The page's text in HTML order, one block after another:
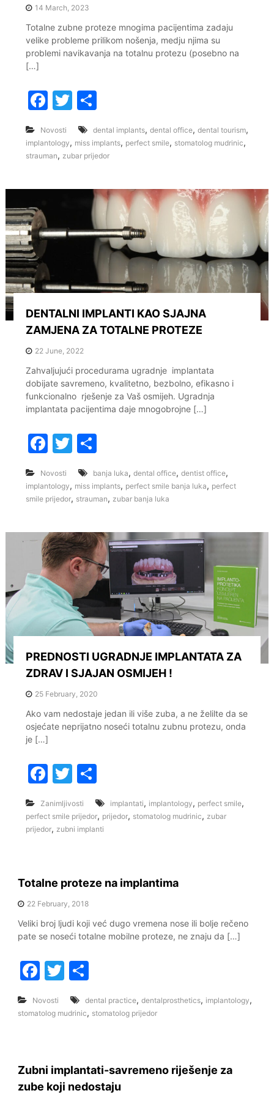
14 March, 2023
Totalne zubne proteze mnogima pacijentima zadaju
velike probleme prilikom nošenja, medju njima su
problemi navikavanja na totalnu protezu (posebno na
[…]
F
c
e
k
T
w
itt
er
S
ar
e
Novosti dental implants, dental office, dental tourism,
implantology, miss implants, perfect smile, stomatolog mudrinic,
strauman, zubar prijedor
DENTALNI IMPLANTI KAO SJAJNA
ZAMJENA ZA TOTALNE PROTEZE
22 June, 2022
Zahvaljujući procedurama ugradnje implantata
dobijate savremeno, kvalitetno, bezbolno, efikasno i
funkcionalno rješenje za Vaš osmijeh. Ugradnja
implantata pacijentima daje mnogobrojne […]
F
c
e
o
o
k
T
w
itt
er
S
ar
e
Novosti banja luka, dental office, dentist office,
implantology, miss implants, perfect smile banja luka, perfect
smile prijedor, strauman, zubar banja luka
PREDNOSTI UGRADNJE IMPLANTATA ZA
ZDRAV I SJAJAN OSMIJEH !
25 February, 2020
Ako vam nedostaje jedan ili više zuba, a ne želilte da se
osjećate neprijatno noseći totalnu zubnu protezu, onda
je […]
F
c
e
o
k
T
itt
er
S
h
ar
e
Zanimljivosti implantati, implantology, perfect smile,
perfect smile prijedor, prijedor, stomatolog mudrinic, zubar
prijedor, zubni implanti
Totalne proteze na implantima
22 February, 2018
Veliki broj ljudi koji već dugo vremena nose ili bolje rečeno
pate se noseći totalne mobilne proteze, ne znaju da […]
F
c
o
o
T
w
itt
S
ar
Novosti dental practice, dentalprosthetics, implantology,
stomatolog mudrinic, stomatolog prijedor
Zubni implantati-savremeno riješenje za
zube koji nedostaju